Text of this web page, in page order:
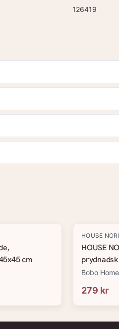
126419
cm
HOUSE
HOUSE
Bobo Home
279 kr